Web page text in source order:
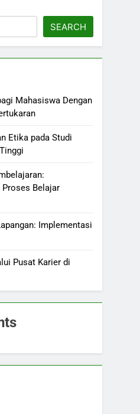
SEARCH
Mahasiswa Dengan
Etika pada Studi
Belajar
Implementasi
Pusat Karier di